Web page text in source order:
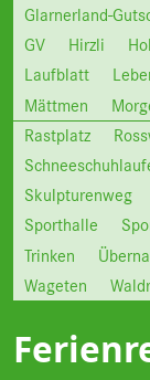
Glarnerland-
GV
Hirzli
Laufblatt
Mättmen
Rastplatz
Skulpturenweg
Sporthalle
Trinken
Wageten